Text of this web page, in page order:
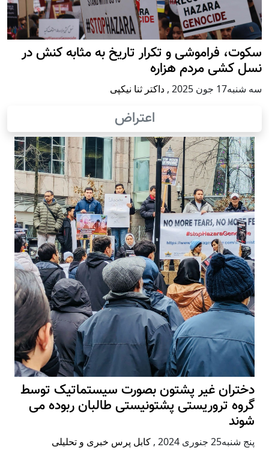
سکوت، فراموشی و تکرار تاريخ به مثابه کنش در
نسل کشی مردم هزاره
سه شنبه17 جون 2025 , داکتر ثنا نیکپی
اعتراض
دختران غیر پشتون بصورت سیستماتیک توسط
گروه تروریستی پشتونیستی طالبان ربوده می
شوند
پنج شنبه25 جنوری 2024 , کابل پرس خبری و تحلیلی